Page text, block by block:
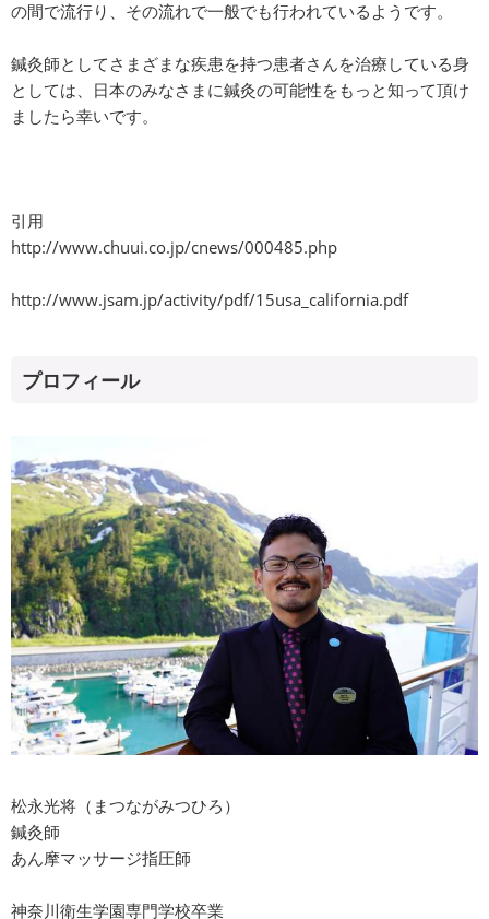
の間で流行り、その流れで一般でも行われているようです。
鍼灸師としてさまざまな疾患を持つ患者さんを治療している身
としては、日本のみなさまに鍼灸の可能性をもっと知って頂け
ましたら幸いです。
引用
http://www.chuui.co.jp/cnews/000485.php
http://www.jsam.jp/activity/pdf/15usa_california.pdf
プロフィール
松永光将（まつながみつひろ）
鍼灸師
あん摩マッサージ指圧師
神奈川衛生学園専門学校卒業